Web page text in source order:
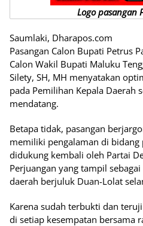
Logo pasangan
Saumlaki, Dharapos.com
Pasangan Calon Bupati Petrus
Calon Wakil Bupati Maluku
Silety, SH, MH menyatakan
pada Pemilihan Kepala Daerah
mendatang.
Betapa tidak, pasangan
memiliki pengalaman di bidang
didukung kembali oleh Partai
Perjuangan yang tampil
daerah berjuluk Duan-Lolat
Karena sudah terbukti dan
di setiap kesempatan bersama